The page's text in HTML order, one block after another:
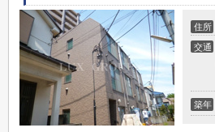
住所
交通
築年